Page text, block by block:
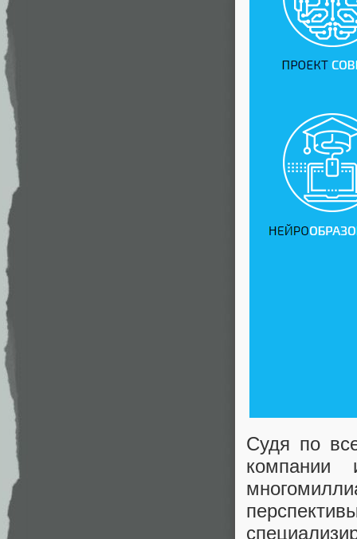
Судя по
компании